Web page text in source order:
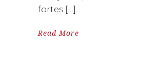
fortes […]
Read More